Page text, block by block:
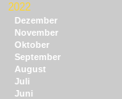
2022
Dezember
November
Oktober
September
August
Juli
Juni